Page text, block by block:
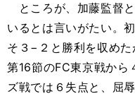
ところが、加藤監督
いるとは言いがたい。
そ３−２と勝利を収め
第16節のFC東京戦から
ズ戦では６失点と、屈